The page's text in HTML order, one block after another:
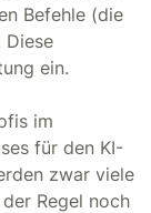
Befehle (die
Diese
ein.
im
für den KI-
zwar viele
Regel noch